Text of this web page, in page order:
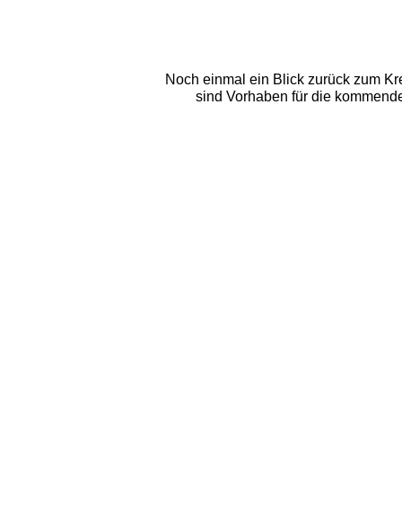
Noch einmal ein Blick zurück zum
sind Vorhaben für die